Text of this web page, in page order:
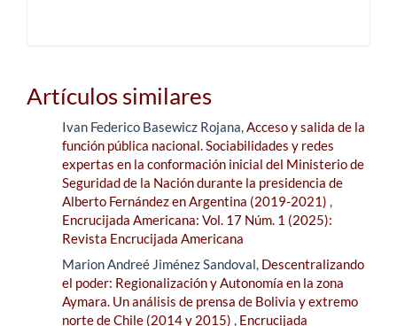
Artículos similares
Ivan Federico Basewicz Rojana,Acceso y salida de la
función pública nacional. Sociabilidades y redes
expertas en la conformación inicial del Ministerio de
Seguridad de la Nación durante la presidencia de
Alberto Fernández en Argentina (2019-2021) ,
Encrucijada Americana: Vol. 17 Núm. 1 (2025):
Revista Encrucijada Americana
Marion Andreé Jiménez Sandoval, Descentralizando
el poder: Regionalización y Autonomía en la zona
Aymara. Un análisis de prensa de Bolivia y extremo
norte de Chile (2014 y 2015) , Encrucijada